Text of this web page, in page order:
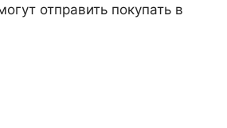
отправить покупать в